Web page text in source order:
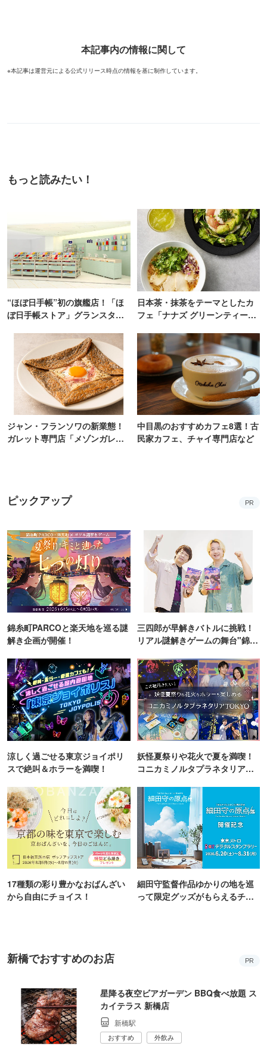
本記事内の情報に関して
※本記事は運営元による公式リリース時点の情報を基に制作しています。
もっと読みたい！
“ほぼ日手帳”初の旗艦店！「ほ
ぼ日手帳ストア」グランスタ東
日本茶・抹茶をテーマとしたカ
フェ「ナナズ グリーンティー」
ジャン・フランソワの新業態！
ガレット専門店「メゾンガレッ
中目黒のおすすめカフェ8選！古
民家カフェ、チャイ専門店など
ピックアップ PR
錦糸町PARCOと楽天地を巡る謎
解き企画が開催！
三四郎が早解きバトルに挑戦！
リアル謎解きゲームの舞台"錦糸
涼しく過ごせる東京ジョイポリ
スで絶叫＆ホラーを満喫！
妖怪夏祭りや花火で夏を満喫！
コニカミノルタプラネタリア
17種類の彩り豊かなおばんざい
から自由にチョイス！
細田守監督作品ゆかりの地を巡
って限定グッズがもらえるチャ
新橋でおすすめのお店 PR
星降る夜空ビアガーデン BBQ食べ放題 ス
カイテラス 新橋店
新橋駅
おすすめ 外飲み